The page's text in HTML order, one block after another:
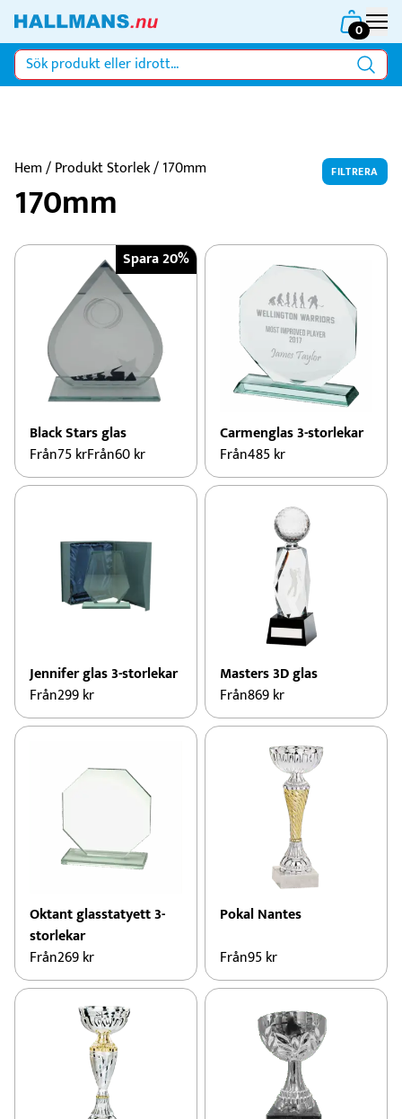
0
FILTRERA
Hem/ Produkt Storlek / 170mm
170mm
Spara 20%
Black Stars glas
Från75krFrån60kr
Carmenglas 3-storlekar
Från485kr
Jennifer glas 3-storlekar
Från299kr
Masters 3D glas
Från869kr
Oktant glasstatyett 3-
storlekar
Från269kr
Pokal Nantes
Från95kr